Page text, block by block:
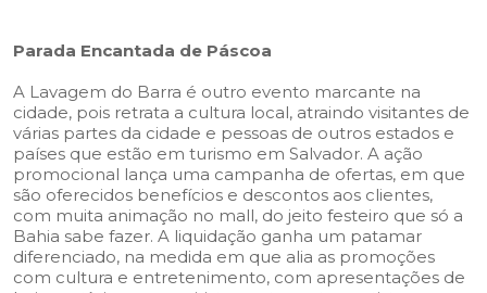
Parada Encantada de Páscoa
A Lavagem do Barra é outro evento marcante na
cidade, pois retrata a cultura local, atraindo visitantes de
várias partes da cidade e pessoas de outros estados e
países que estão em turismo em Salvador. A ação
promocional lança uma campanha de ofertas, em que
são oferecidos benefícios e descontos aos clientes,
com muita animação no mall, do jeito festeiro que só a
Bahia sabe fazer. A liquidação ganha um patamar
diferenciado, na medida em que alia as promoções
com cultura e entretenimento, com apresentações de